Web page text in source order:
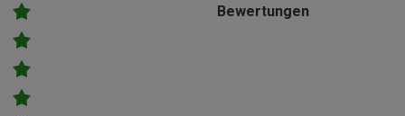
Bewertungen